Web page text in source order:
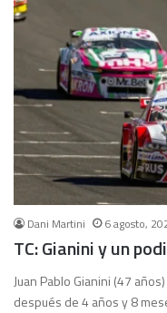
Dani Martini 6 agosto,
TC: Gianini y un
Juan Pablo Gianini (47
después de 4 años y 8